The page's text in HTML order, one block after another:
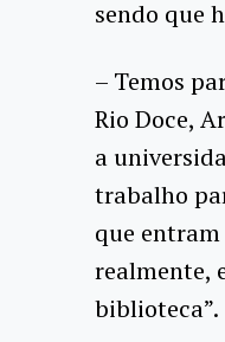
sendo que
– Temos
Rio Doce,
a
trabalho
que
realmente,
biblioteca”.